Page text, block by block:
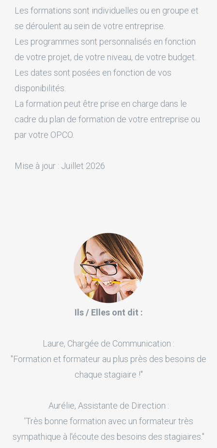
Les formations sont individuelles ou en groupe et
se déroulent au sein de votre entreprise.
Les programmes sont personnalisés en fonction
de votre projet, de votre niveau, de votre budget.
Les dates sont posées en fonction de vos
disponibilités.
La formation peut être prise en charge dans le
cadre du plan de formation de votre entreprise ou
par votre OPCO.
Mise à jour : Juillet 2026
Ils / Elles ont dit :
Laure, Chargée de Communication :
"Formation et formateur au plus près des besoins de
chaque stagiaire !"
Aurélie, Assistante de Direction :
'Très bonne formation avec un formateur très
sympathique à l'écoute des besoins des stagiaires."